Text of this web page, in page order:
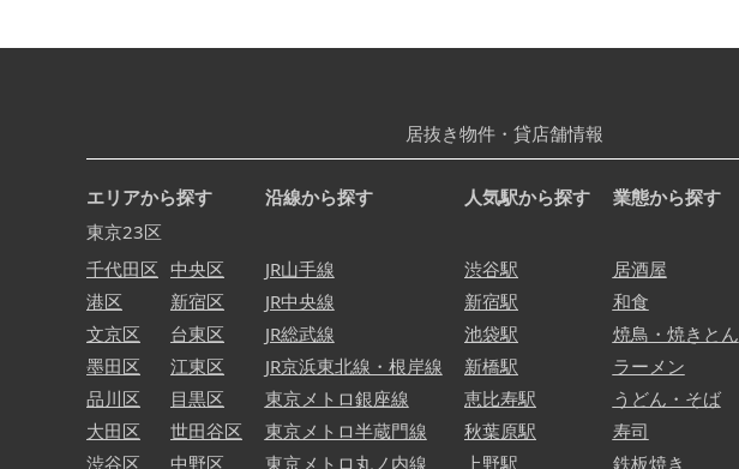
居抜き物件・貸店舗情報
エリアから探す
東京23区
千代田区
港区
文京区
墨田区
品川区
大田区
渋谷区
中央区
新宿区
台東区
江東区
目黒区
世田谷区
中野区
沿線から探す
JR山手線
JR中央線
JR総武線
JR京浜東北線・根岸線
東京メトロ銀座線
東京メトロ半蔵門線
東京メトロ丸ノ内線
人気駅から探す
渋谷駅
新宿駅
池袋駅
新橋駅
恵比寿駅
秋葉原駅
上野駅
業態から探す
居酒屋
和食
焼鳥・焼きとん
ラーメン
うどん・そば
寿司
鉄板焼き